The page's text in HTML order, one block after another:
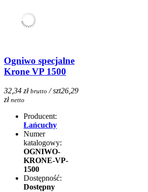
Ogniwo specjalne
Krone VP 1500
32,34 zł brutto / szt26,29
zł netto
Producent:
Łańcuchy
Numer
katalogowy:
OGNIWO-
KRONE-VP-
1500
Dostępność:
Dostępny